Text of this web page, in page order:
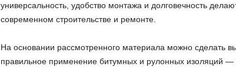
универсальность, удобство монтажа и долговечность
современном строительстве и ремонте.
На основании рассмотренного материала можно сделать
правильное применение битумных и рулонных изоляций —